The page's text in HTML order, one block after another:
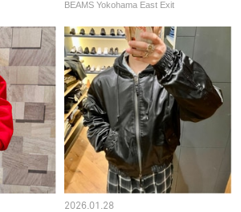
BEAMS Yokohama East Exit
2026.01.28